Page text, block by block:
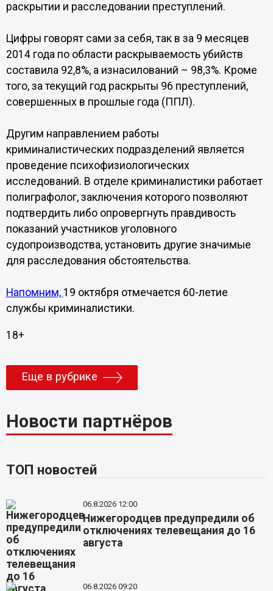
раскрытии и расследовании преступлений.
Цифры говорят сами за себя, так в за 9 месяцев
2014 года по области раскрываемость убийств
составила 92,8%, а изнасилований – 98,3%. Кроме
того, за текущий год раскрыты 96 преступлений,
совершенных в прошлые года (ППЛ).
Другим направлением работы
криминалистических подразделений является
проведение психофизиологических
исследований. В отделе криминалистики работает
полиграфолог, заключения которого позволяют
подтвердить либо опровергнуть правдивость
показаний участников уголовного
судопроизводства, установить другие значимые
для расследования обстоятельства.
Напомним, 19 октября отмечается 60-летие
службы криминалистики.
18+
Еще в рубрике
Новости партнёров
ТОП новостей
06.8.2026 12:00
Нижегородцев предупредили об
отключениях телевещания до 16
августа
06.8.2026 09:20